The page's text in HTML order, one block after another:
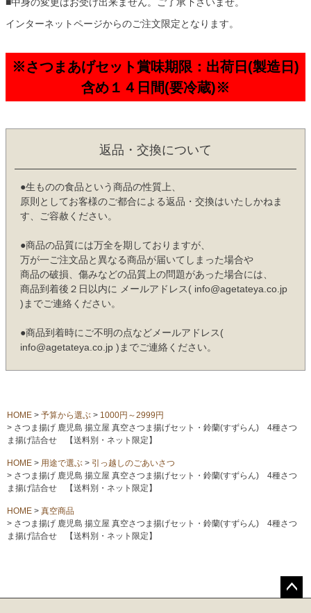
インターネットページからのご注文限定となります。
※さつまあげセット賞味期限：出荷日(製造日)
含め１４日間(要冷蔵)※
返品・交換について
●生ものの食品という商品の性質上、
原則としてお客様のご都合による返品・交換はいたしかねま
す、ご容赦ください。
●商品の品質には万全を期しておりますが、
万が一ご注文品と異なる商品が届いてしまった場合や
商品の破損、傷みなどの品質上の問題があった場合には、
商品到着後２日以内に メールアドレス( info@agetateya.co.jp
)までご連絡ください。
●商品到着時にご不明の点などメールアドレス(
info@agetateya.co.jp )までご連絡ください。
HOME 予算から選ぶ
1000円～2999円
さつま揚げ 鹿児島 揚立屋 真空さつま揚げセット・鈴蘭(すずらん) 4種さつ
ま揚げ詰合せ 【送料別・ネット限定】
HOME 用途で選ぶ
引っ越しのごあいさつ
さつま揚げ 鹿児島 揚立屋 真空さつま揚げセット・鈴蘭(すずらん) 4種さつ
ま揚げ詰合せ 【送料別・ネット限定】
HOME
真空商品
さつま揚げ 鹿児島 揚立屋 真空さつま揚げセット・鈴蘭(すずらん) 4種さつ
ま揚げ詰合せ 【送料別・ネット限定】